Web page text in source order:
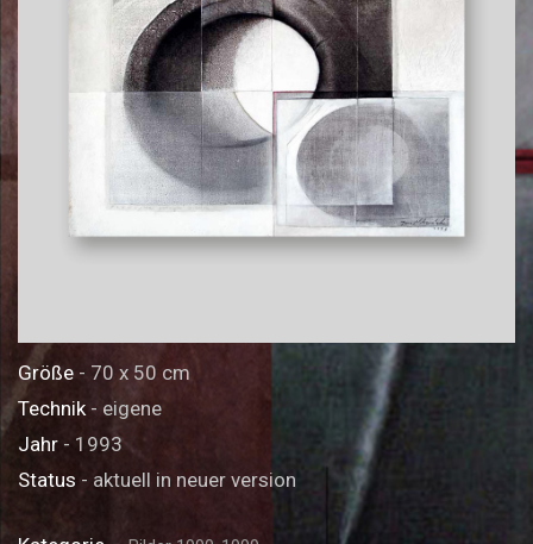
Größe - 70 x 50 cm
Technik- eigene
Jahr - 1993
Status - aktuell in neuer version